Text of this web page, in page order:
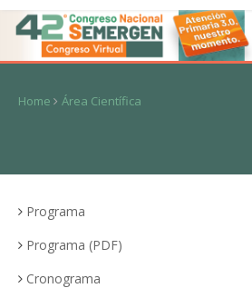
Home Área Científica
Programa
Programa (PDF)
Cronograma